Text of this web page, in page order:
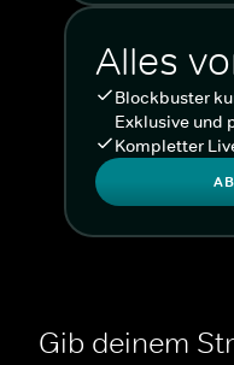
Alles
Blockbuster
Exklusive und
Kompletter
Gib deinem